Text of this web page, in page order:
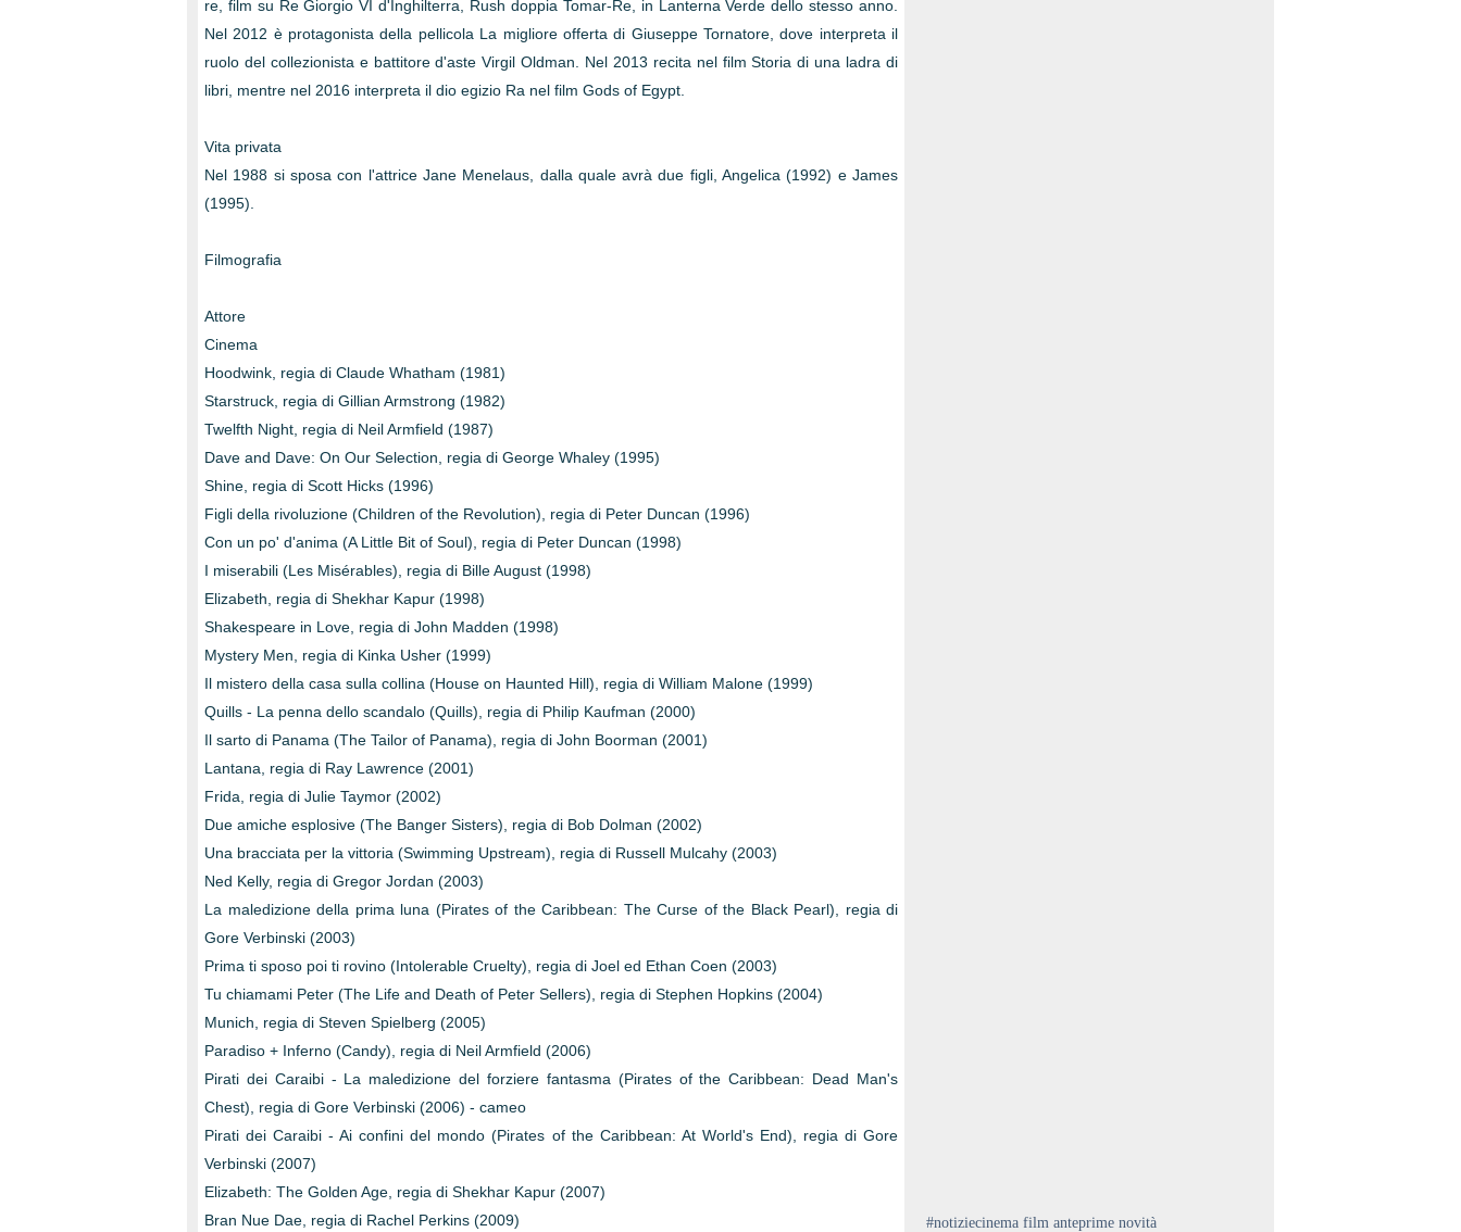
re, film su Re Giorgio VI d'Inghilterra, Rush doppia Tomar-Re, in Lanterna Verde dello stesso anno.
Nel 2012 è protagonista della pellicola La migliore offerta di Giuseppe Tornatore, dove interpreta il
ruolo del collezionista e battitore d'aste Virgil Oldman. Nel 2013 recita nel film Storia di una ladra di
libri, mentre nel 2016 interpreta il dio egizio Ra nel film Gods of Egypt.
Vita privata
Nel 1988 si sposa con l'attrice Jane Menelaus, dalla quale avrà due figli, Angelica (1992) e James
(1995).
Filmografia
Attore
Cinema
Hoodwink, regia di Claude Whatham (1981)
Starstruck, regia di Gillian Armstrong (1982)
Twelfth Night, regia di Neil Armfield (1987)
Dave and Dave: On Our Selection, regia di George Whaley (1995)
Shine, regia di Scott Hicks (1996)
Figli della rivoluzione (Children of the Revolution), regia di Peter Duncan (1996)
Con un po' d'anima (A Little Bit of Soul), regia di Peter Duncan (1998)
I miserabili (Les Misérables), regia di Bille August (1998)
Elizabeth, regia di Shekhar Kapur (1998)
Shakespeare in Love, regia di John Madden (1998)
Mystery Men, regia di Kinka Usher (1999)
Il mistero della casa sulla collina (House on Haunted Hill), regia di William Malone (1999)
Quills - La penna dello scandalo (Quills), regia di Philip Kaufman (2000)
Il sarto di Panama (The Tailor of Panama), regia di John Boorman (2001)
Lantana, regia di Ray Lawrence (2001)
Frida, regia di Julie Taymor (2002)
Due amiche esplosive (The Banger Sisters), regia di Bob Dolman (2002)
Una bracciata per la vittoria (Swimming Upstream), regia di Russell Mulcahy (2003)
Ned Kelly, regia di Gregor Jordan (2003)
La maledizione della prima luna (Pirates of the Caribbean: The Curse of the Black Pearl), regia di
Gore Verbinski (2003)
Prima ti sposo poi ti rovino (Intolerable Cruelty), regia di Joel ed Ethan Coen (2003)
Tu chiamami Peter (The Life and Death of Peter Sellers), regia di Stephen Hopkins (2004)
Munich, regia di Steven Spielberg (2005)
Paradiso + Inferno (Candy), regia di Neil Armfield (2006)
Pirati dei Caraibi - La maledizione del forziere fantasma (Pirates of the Caribbean: Dead Man's
Chest), regia di Gore Verbinski (2006) - cameo
Pirati dei Caraibi - Ai confini del mondo (Pirates of the Caribbean: At World's End), regia di Gore
Verbinski (2007)
Elizabeth: The Golden Age, regia di Shekhar Kapur (2007)
Bran Nue Dae, regia di Rachel Perkins (2009)
#notiziecinema film anteprime novità